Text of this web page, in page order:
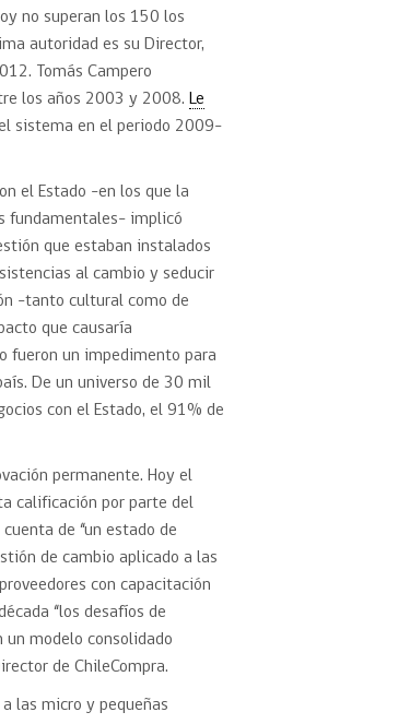
no superan los 150 los
autoridad es su Director,
Tomás Campero
los años 2003 y 2008. Le
sistema en el periodo 2009-
el Estado -en los que la
fundamentales- implicó
que estaban instalados
al cambio y seducir
-tanto cultural como de
que causaría
fueron un impedimento para
De un universo de 30 mil
con el Estado, el 91% de
permanente. Hoy el
calificación por parte del
de “un estado de
de cambio aplicado a las
con capacitación
“los desafíos de
un modelo consolidado
de ChileCompra.
las micro y pequeñas